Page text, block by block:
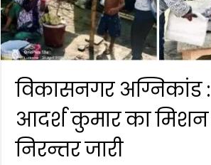
विकासनगर अग्निकांड
आदर्श कुमार का मिशन
निरन्तर जारी